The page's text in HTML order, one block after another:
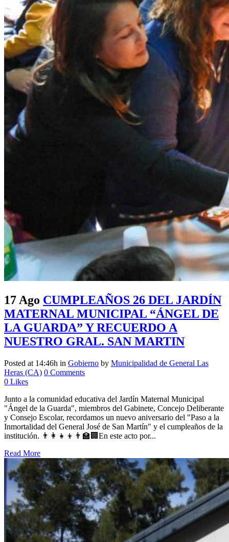
17 Ago CUMPLEAÑOS 26 DEL JARDÍN
MATERNAL MUNICIPAL “ÁNGEL DE
LA GUARDA” Y RECUERDO A
NUESTRO GRAL. SAN MARTIN
Posted at 14:46h in Gobierno by Municipalidad de General Las
Heras (CA) 0 Comments
0 Likes
Junto a la comunidad educativa del Jardín Maternal Municipal
"Ángel de la Guarda", miembros del Gabinete, Concejo Deliberante
y Consejo Escolar, recordamos un nuevo aniversario del "Paso a la
Inmortalidad del General José de San Martín" y el cumpleaños de la
institución. 👨‍👩‍👧‍👦👨‍🏫🏢En este acto por...
Read More